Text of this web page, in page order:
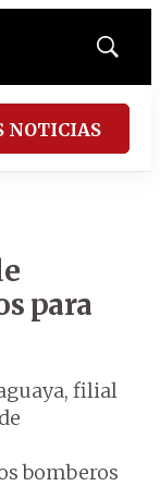
Mostrar
NOTICIAS
para
filial
bomberos